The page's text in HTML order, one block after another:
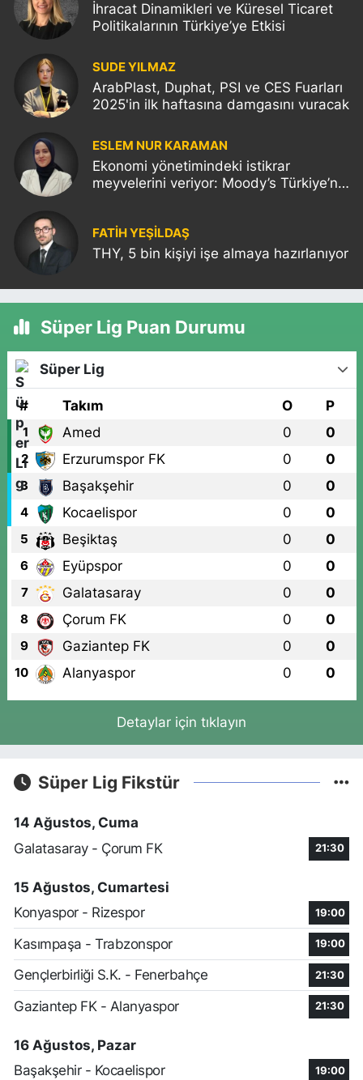
İhracat Dinamikleri ve Küresel Ticaret
Politikalarının Türkiye’ye Etkisi
SUDE YILMAZ
ArabPlast, Duphat, PSI ve CES Fuarları
2025'in ilk haftasına damgasını vuracak
ESLEM NUR KARAMAN
Ekonomi yönetimindeki istikrar
meyvelerini veriyor: Moody’s Türkiye’nin
FATIH YEŞİLDAŞ
THY, 5 bin kişiyi işe almaya hazırlanıyor
Süper Lig Puan Durumu
Süper Lig
# Takım O P
1 Amed 0 0
2 Erzurumspor FK 0 0
3 Başakşehir 0 0
4 Kocaelispor 0 0
5 Beşiktaş 0 0
6 Eyüpspor 0 0
7 Galatasaray 0 0
8 Çorum FK 0 0
9 Gaziantep FK 0 0
10 Alanyaspor 0 0
Detaylar için tıklayın
Süper Lig Fikstür
14 Ağustos, Cuma
Galatasaray - Çorum FK
21:30
15 Ağustos, Cumartesi
Konyaspor - Rizespor
19:00
Kasımpaşa - Trabzonspor 19:00
Gençlerbirliği S.K. - Fenerbahçe 21:30
Gaziantep FK - Alanyaspor 21:30
16 Ağustos, Pazar
Başakşehir - Kocaelispor
19:00